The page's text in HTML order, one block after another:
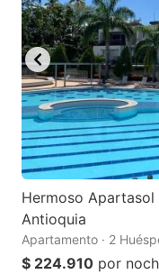
Hermoso Apartasol
Antioquia
Apartamento · 2
$ 224.910 por